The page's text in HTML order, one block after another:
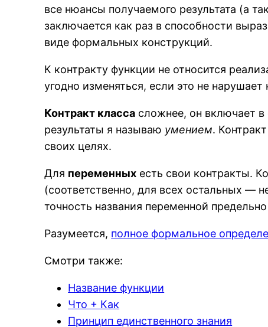
все нюансы получаемого результата (а
заключается как раз в способности
виде формальных конструкций.
К контракту функции не относится
угодно изменяться, если это не нарушает
Контракт класса сложнее, он включает в
результаты я называю умением.
своих целях.
Для переменных есть свои контракты.
(соответственно, для всех остальных —
точность названия переменной
Разумеется, полное формальное
Смотри также:
Название функции
Что + Как
Принцип единственного знания